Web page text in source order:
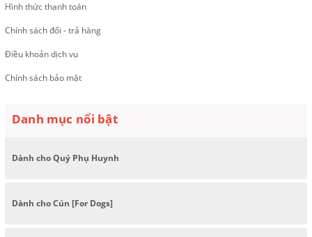
Hình thức thanh toán
Chính sách đổi - trả hàng
Điều khoản dịch vụ
Chính sách bảo mật
Danh mục nổi bật
Dành cho Quý Phụ Huynh
Dành cho Cún [For Dogs]